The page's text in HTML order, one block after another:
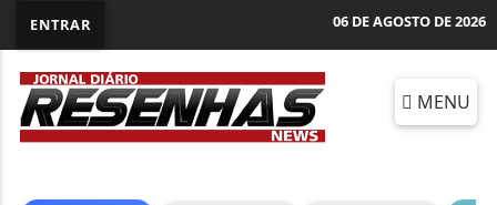
ENTRAR 06 DE AGOSTO DE 2026
MENU